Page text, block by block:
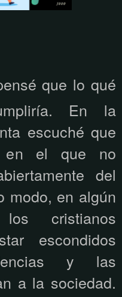
que lo qué
En la
escuché que
en el que no
del
modo, en algún
cristianos
escondidos
y las
a la sociedad.